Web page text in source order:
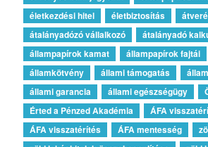
életkezdési hitel
életbiztosítás
átalányadózó vállalkozó
átalányadó
állampapírok kamat
állampapírok fajtái
államkötvény
állami támogatás
állami garancia
állami egészségügy
Érted a Pénzed Akadémia
ÁFA
ÁFA visszatérítés
ÁFA mentesség